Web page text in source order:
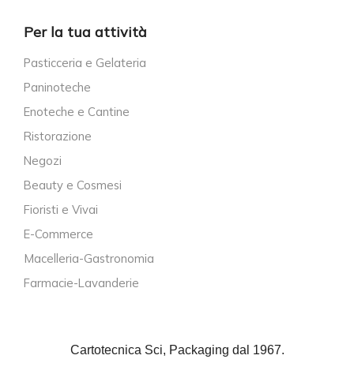
Per la tua attività
Pasticceria e Gelateria
Paninoteche
Enoteche e Cantine
Ristorazione
Negozi
Beauty e Cosmesi
Fioristi e Vivai
E-Commerce
Macelleria-Gastronomia
Farmacie-Lavanderie
Cartotecnica Sci, Packaging dal 1967.